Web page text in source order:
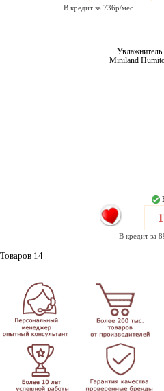
В кредит за 736р/мес
Увлажнитель
Miniland
В кредит за
Товаров 14